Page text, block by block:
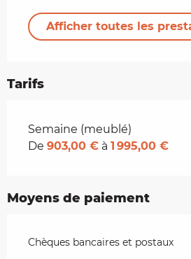
Afficher toutes les
Tarifs
Tarifs 2026
Semaine (meublé)
De 903,00 € à 1 995,00 €
Moyens de paiement
Chèques bancaires et postaux